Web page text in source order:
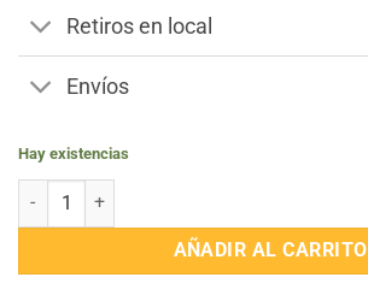
Retiros en local
Envíos
Hay existencias
Pollerin 2 plazas Sommier Cubre Box cantidad
AÑADIR AL CARRITO